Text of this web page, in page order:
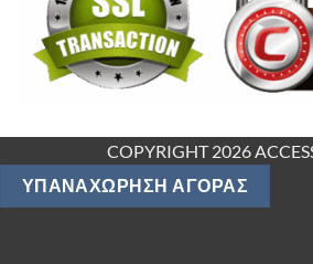
COPYRIGHT 2026
ΥΠΑΝΑΧΏΡΗΣΗ ΑΓΟΡΆΣ